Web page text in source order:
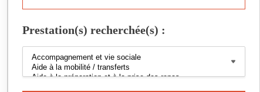
Prestation(s) recherchée(s) :